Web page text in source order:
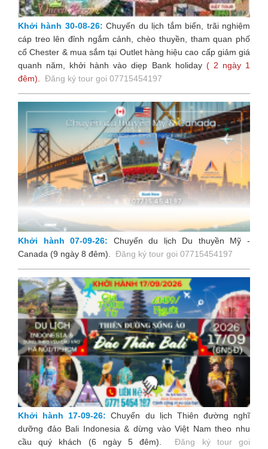
Khởi hành 30-08-26: Chuyến du lịch tắm biển, trãi nghiệm
cáp treo lên đỉnh ngắm cảnh, chèo thuyền, tham quan phố
cổ Chester & mua sắm tại Outlet hàng hiệu cao cấp giảm giá
quanh năm, khởi hành vào diẹp Bank holiday ( 2 ngày 1
đêm). Đăng ký tour goi 07715454197
Khởi hành 07-09-26:
Chuyến du lịch Du thuyền Mỹ -
Canada (9 ngày 8 đêm).
Đăng ký tour goi 07715454197
Khởi hành 17-09-26: Chuyến du lịch Thiên đường nghĩ
dưỡng đảo Bali Indonesia & dừng vào Việt Nam theo nhu
cầu quý khách (6 ngày 5 đêm).
Đăng ký tour goi